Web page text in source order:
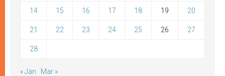
14 15 16 17 18 19 20
21 22 23 24 25 26 27
28
« Jan Mar »